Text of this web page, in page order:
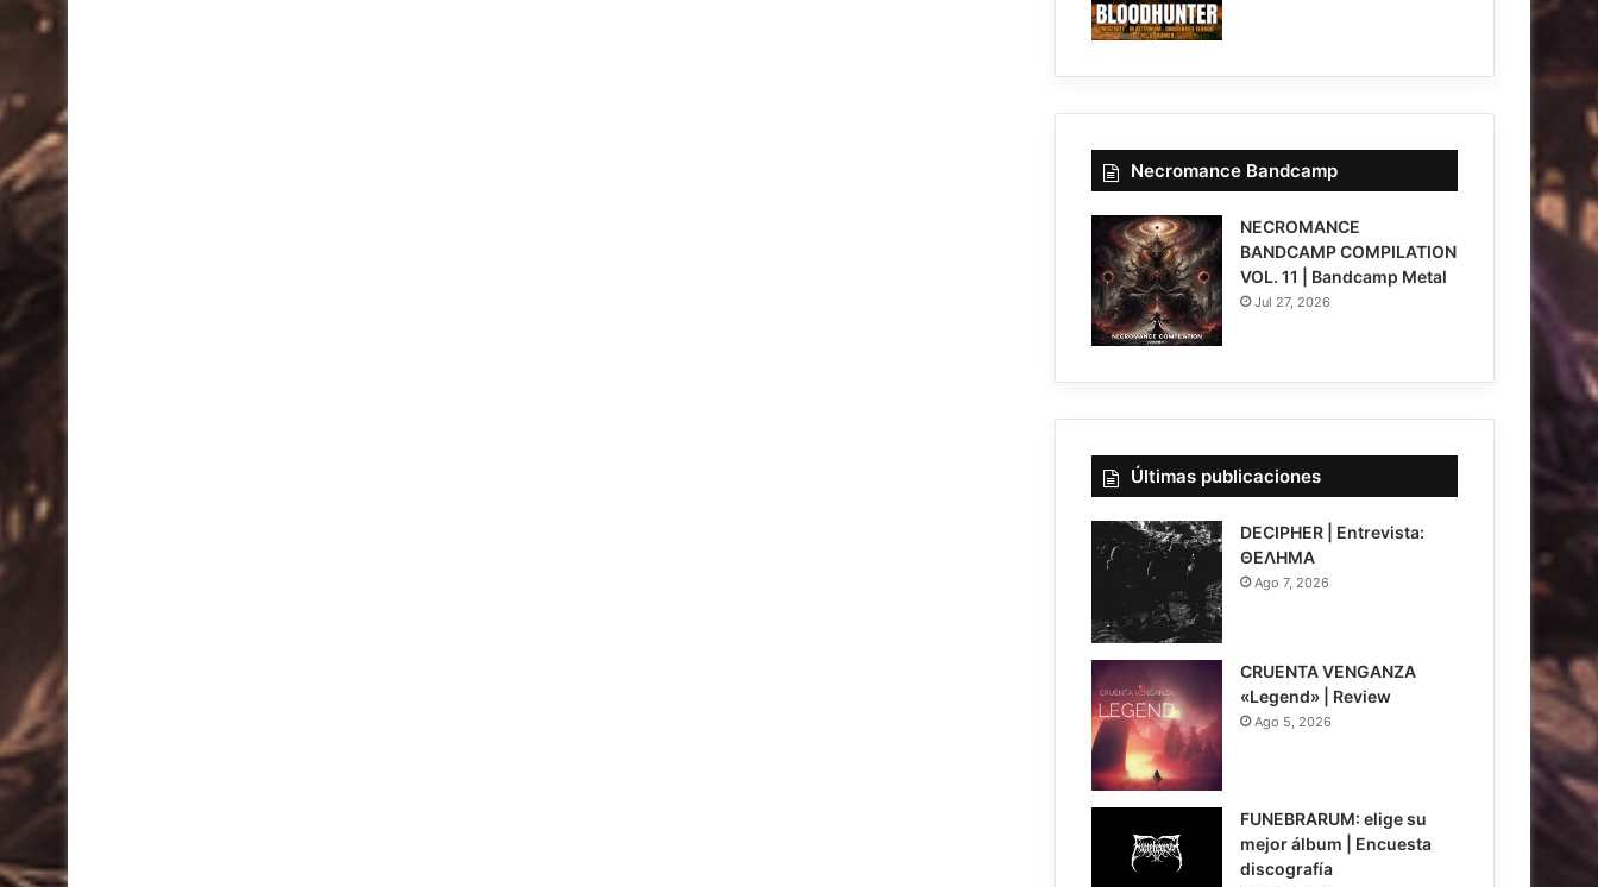
Necromance Bandcamp
NECROMANCE
BANDCAMP COMPILATION
VOL. 11 | Bandcamp Metal
Jul 27, 2026
Últimas publicaciones
DECIPHER | Entrevista:
ΘΕΛΗΜΑ
Ago 7, 2026
7
CRUENTA VENGANZA
«Legend» | Review
Ago 5, 2026
FUNEBRARUM: elige su
mejor álbum | Encuesta
discografía